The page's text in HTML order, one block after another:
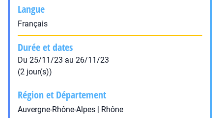
Langue
Français
Durée et dates
Du 25/11/23 au 26/11/23
(2 jour(s))
Région et Département
Auvergne-Rhône-Alpes | Rhône